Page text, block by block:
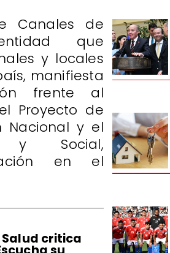
critica
Canales de
que
y locales
manifiesta
frente al
Proyecto de
Nacional y el
y Social,
en el